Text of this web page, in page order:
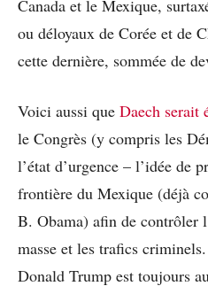
Canada et le Mexique,
ou déloyaux de Corée et de
cette dernière, sommée de
Voici aussi que Daech serait
le Congrès (y compris les
l’état d’urgence – l’idée de
frontière du Mexique (déjà
B. Obama) afin de contrôler
masse et les trafics
Donald Trump est toujours